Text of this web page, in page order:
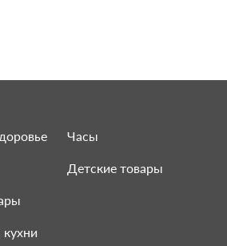
кухни
Часы
Детские товары